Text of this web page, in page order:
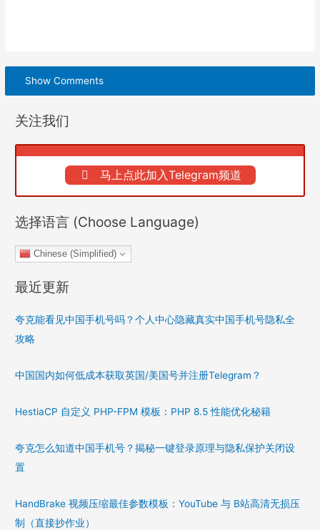
Show Comments
关注我们
马上点此加入Telegram频道
选择语言 (Choose Language)
Chinese (Simplified)
最近更新
夸克能看见中国手机号吗？个人中心隐藏真实中国手机号隐私全
攻略
中国国内如何低成本获取英国/美国号并注册Telegram？
HestiaCP 自定义 PHP-FPM 模板：PHP 8.5 性能优化秘籍
夸克怎么知道中国手机号？揭秘一键登录原理与隐私保护关闭设
置
HandBrake 视频压缩最佳参数模板：YouTube 与 B站高清无损压
制（直接抄作业）